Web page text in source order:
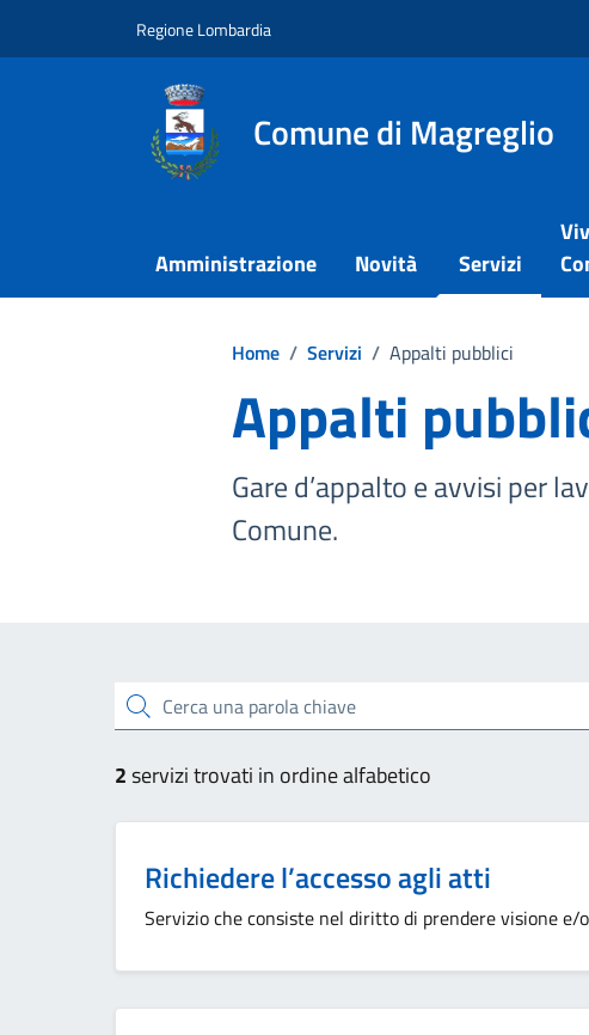
Regione Lombardia
Comune di Magreglio
Amministrazione Novità Servizi
Home / Servizi / Appalti pubblici
Appalti
Gare d’appalto e avvisi per
Comune.
Cerca una parola chiave
2servizi trovati in ordine alfabetico
Richiedere l’accesso agli atti
Servizio che consiste nel diritto di prendere visione